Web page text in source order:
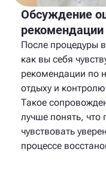
Обсуждение
рекомендации
После процедуры
как вы себя
рекомендации по
отдыху и
Такое
лучше понять, что
чувствовать
процессе